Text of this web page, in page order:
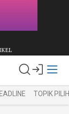
TOPIK